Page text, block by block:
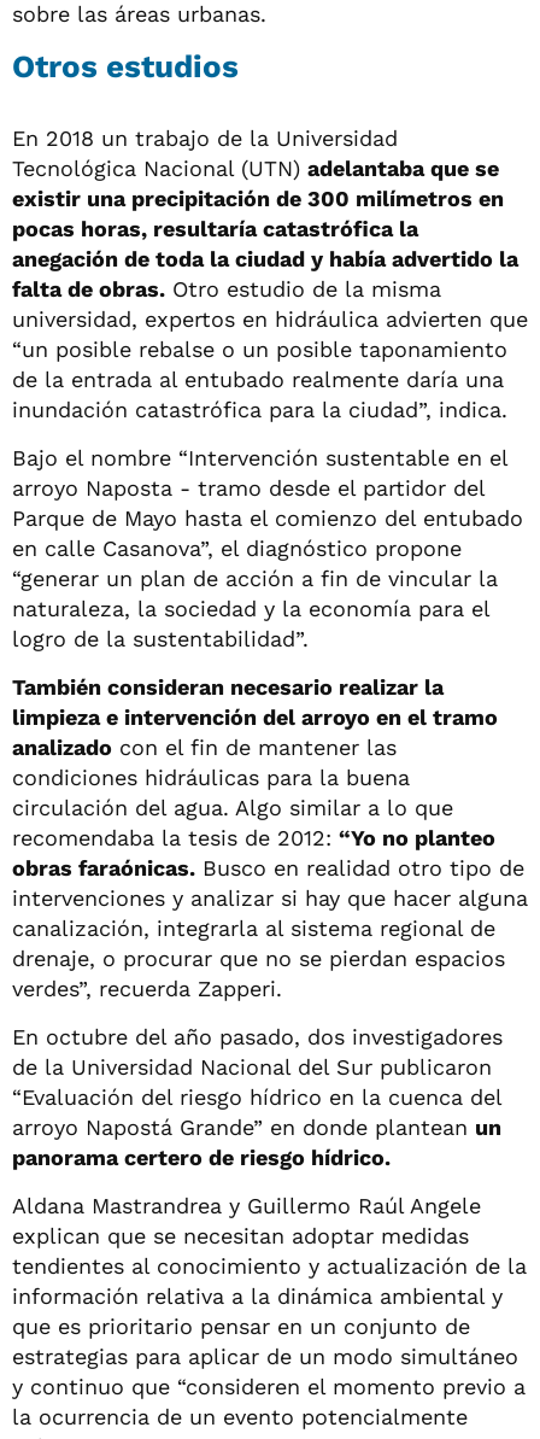
sobre las áreas urbanas.
Otros estudios
En 2018 un trabajo de la Universidad
Tecnológica Nacional (UTN) adelantaba que se
existir una precipitación de 300 milímetros en
pocas horas, resultaría catastrófica la
anegación de toda la ciudad y había advertido la
falta de obras. Otro estudio de la misma
universidad, expertos en hidráulica advierten que
“un posible rebalse o un posible taponamiento
de la entrada al entubado realmente daría una
inundación catastrófica para la ciudad”, indica.
Bajo el nombre “Intervención sustentable en el
arroyo Naposta - tramo desde el partidor del
Parque de Mayo hasta el comienzo del entubado
en calle Casanova”, el diagnóstico propone
“generar un plan de acción a fin de vincular la
naturaleza, la sociedad y la economía para el
logro de la sustentabilidad”.
También consideran necesario realizar la
limpieza e intervención del arroyo en el tramo
analizado con el fin de mantener las
condiciones hidráulicas para la buena
circulación del agua. Algo similar a lo que
recomendaba la tesis de 2012: “Yo no planteo
obras faraónicas. Busco en realidad otro tipo de
intervenciones y analizar si hay que hacer alguna
canalización, integrarla al sistema regional de
drenaje, o procurar que no se pierdan espacios
verdes”, recuerda Zapperi.
En octubre del año pasado, dos investigadores
de la Universidad Nacional del Sur publicaron
“Evaluación del riesgo hídrico en la cuenca del
arroyo Napostá Grande” en donde plantean un
panorama certero de riesgo hídrico.
Aldana Mastrandrea y Guillermo Raúl Angele
explican que se necesitan adoptar medidas
tendientes al conocimiento y actualización de la
información relativa a la dinámica ambiental y
que es prioritario pensar en un conjunto de
estrategias para aplicar de un modo simultáneo
y continuo que “consideren el momento previo a
la ocurrencia de un evento potencialmente